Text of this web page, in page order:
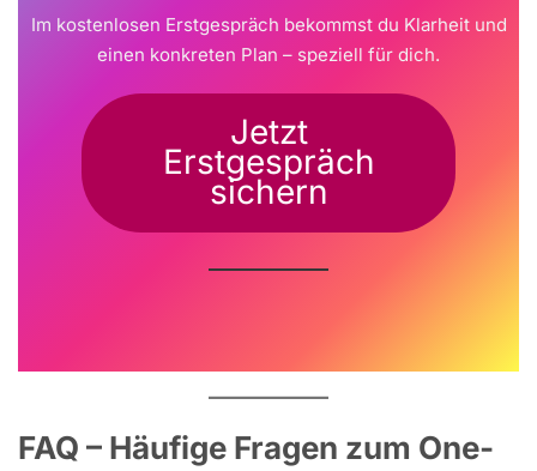
Im kostenlosen Erstgespräch bekommst du Klarheit und
einen konkreten Plan – speziell für dich.
Jetzt
Erstgespräch
sichern
FAQ – Häufige Fragen zum One-